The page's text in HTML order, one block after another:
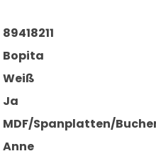
89418211
Bopita
Weiß
Ja
MDF/Spanplatten/
Anne